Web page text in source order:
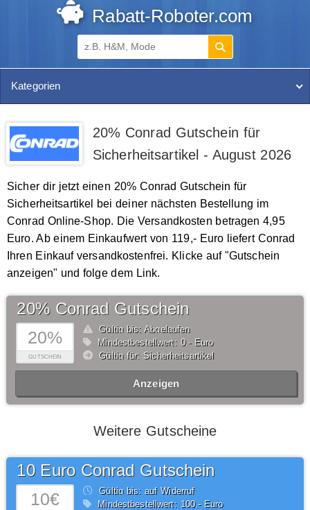
Rabatt-Roboter.com
Kategorien
20% Conrad Gutschein für
Sicherheitsartikel - August 2026
Sicher dir jetzt einen 20% Conrad Gutschein für
Sicherheitsartikel bei deiner nächsten Bestellung im
Conrad Online-Shop. Die Versandkosten betragen 4,95
Euro. Ab einem Einkaufwert von 119,- Euro liefert Conrad
Ihren Einkauf versandkostenfrei. Klicke auf "Gutschein
anzeigen" und folge dem Link.
20%
GUTSCHEIN
20% Conrad Gutschein
Gültig bis: Abgelaufen
Mindestbestellwert: 0,- Euro
Gültig für: Sicherheitsartikel
Anzeigen
Weitere Gutscheine
10€
10 Euro Conrad Gutschein
Gültig bis: auf Widerruf
Mindestbestellwert: 100,- Euro